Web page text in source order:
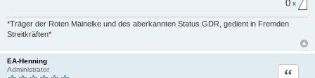
0 x
*Träger der Roten Mainelke und des aberkannten Status GDR, gedient in Fremden
Streitkräften*
EA-Henning
Administrator
Zitat